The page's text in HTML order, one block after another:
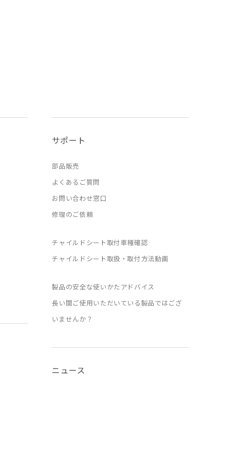
サポート
部品販売
よくあるご質問
お問い合わせ窓口
修理のご依頼
チャイルドシート取付車種確認
チャイルドシート取扱・取付方法動画
製品の安全な使いかたアドバイス
長い間ご使用いただいている製品ではござ
いませんか？
ニュース